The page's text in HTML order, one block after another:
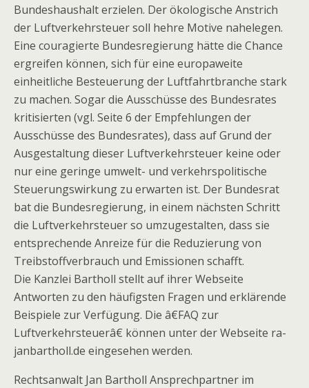
Bundeshaushalt erzielen. Der ökologische Anstrich
der Luftverkehrsteuer soll hehre Motive nahelegen.
Eine couragierte Bundesregierung hätte die Chance
ergreifen können, sich für eine europaweite
einheitliche Besteuerung der Luftfahrtbranche stark
zu machen. Sogar die Ausschüsse des Bundesrates
kritisierten (vgl. Seite 6 der Empfehlungen der
Ausschüsse des Bundesrates), dass auf Grund der
Ausgestaltung dieser Luftverkehrsteuer keine oder
nur eine geringe umwelt- und verkehrspolitische
Steuerungswirkung zu erwarten ist. Der Bundesrat
bat die Bundesregierung, in einem nächsten Schritt
die Luftverkehrsteuer so umzugestalten, dass sie
entsprechende Anreize für die Reduzierung von
Treibstoffverbrauch und Emissionen schafft.
Die Kanzlei Bartholl stellt auf ihrer Webseite
Antworten zu den häufigsten Fragen und erklärende
Beispiele zur Verfügung. Die â€FAQ zur
Luftverkehrsteuerâ€ können unter der Webseite ra-
janbartholl.de eingesehen werden.
Rechtsanwalt Jan Bartholl Ansprechpartner im